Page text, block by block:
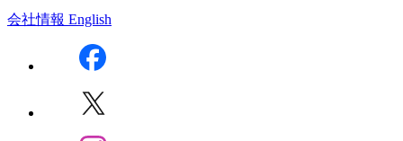
会社情報 English